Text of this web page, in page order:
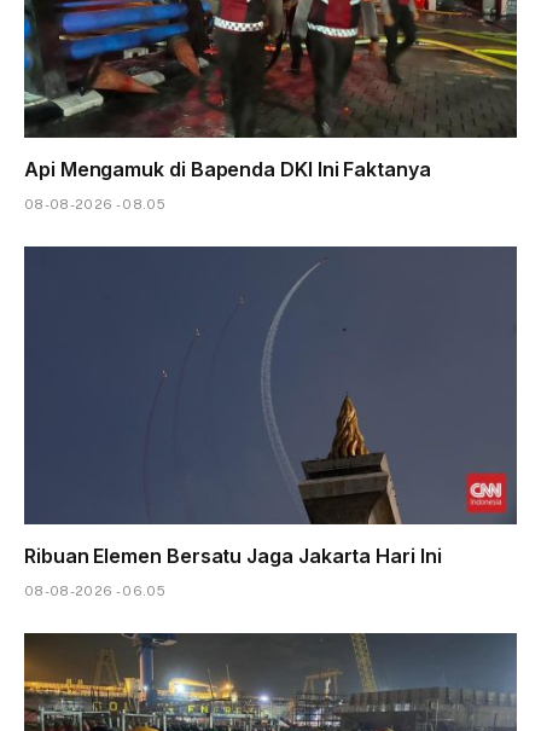
Api Mengamuk di Bapenda DKI Ini Faktanya
08-08-2026 - 08.05
Ribuan Elemen Bersatu Jaga Jakarta Hari Ini
08-08-2026 - 06.05